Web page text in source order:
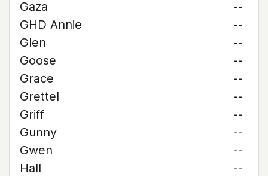
Gaza
--
GHD Annie
--
Glen
--
Goose
--
Grace
--
Grettel
--
Griff
--
Gunny
--
Gwen
--
Hall
--